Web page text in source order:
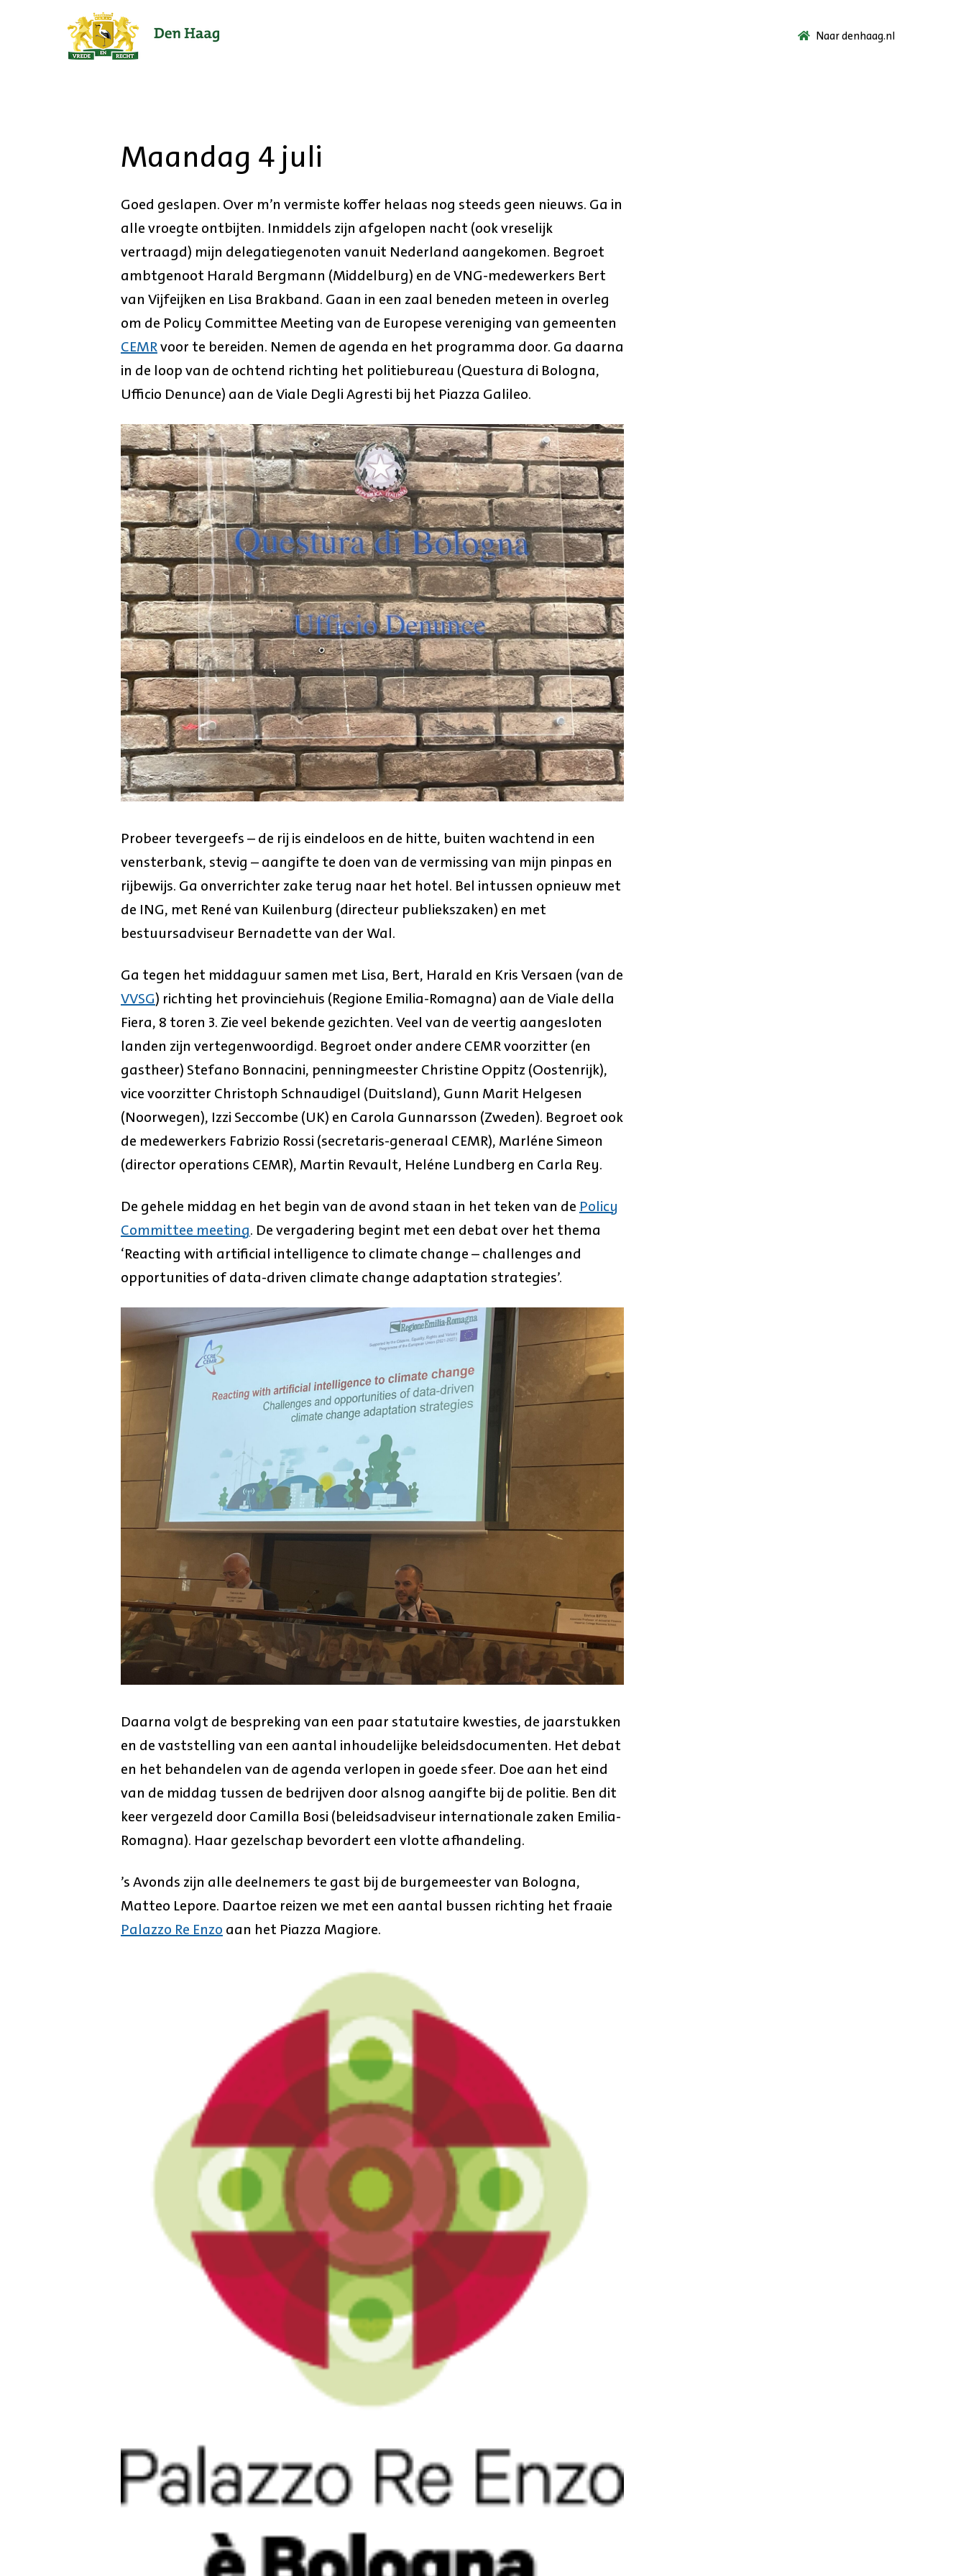
Ga
naar
Naar denhaag.nl
Maandag 4 juli
Goed geslapen. Over m’n vermiste koffer helaas nog steeds geen nieuws. Ga in
alle vroegte ontbijten. Inmiddels zijn afgelopen nacht (ook vreselijk
vertraagd) mijn delegatiegenoten vanuit Nederland aangekomen. Begroet
ambtgenoot Harald Bergmann (Middelburg) en de VNG-medewerkers Bert
van Vijfeijken en Lisa Brakband. Gaan in een zaal beneden meteen in overleg
om de Policy Committee Meeting van de Europese vereniging van gemeenten
CEMRvoor te bereiden. Nemen de agenda en het programma door. Ga daarna
in de loop van de ochtend richting het politiebureau (Questura di Bologna,
Ufficio Denunce) aan de Viale Degli Agresti bij het Piazza Galileo.
Probeer tevergeefs – de rij is eindeloos en de hitte, buiten wachtend in een
vensterbank, stevig – aangifte te doen van de vermissing van mijn pinpas en
rijbewijs. Ga onverrichter zake terug naar het hotel. Bel intussen opnieuw met
de ING, met René van Kuilenburg (directeur publiekszaken) en met
bestuursadviseur Bernadette van der Wal.
Ga tegen het middaguur samen met Lisa, Bert, Harald en Kris Versaen (van de
VVSG) richting het provinciehuis (Regione Emilia-Romagna) aan de Viale della
Fiera, 8 toren 3. Zie veel bekende gezichten. Veel van de veertig aangesloten
landen zijn vertegenwoordigd. Begroet onder andere CEMR voorzitter (en
gastheer) Stefano Bonnacini, penningmeester Christine Oppitz (Oostenrijk),
vice voorzitter Christoph Schnaudigel (Duitsland), Gunn Marit Helgesen
(Noorwegen), Izzi Seccombe (UK) en Carola Gunnarsson (Zweden). Begroet ook
de medewerkers Fabrizio Rossi (secretaris-generaal CEMR), Marléne Simeon
(director operations CEMR), Martin Revault, Heléne Lundberg en Carla Rey.
De gehele middag en het begin van de avond staan in het teken van de Policy
Committee meeting. De vergadering begint met een debat over het thema
‘Reacting with artificial intelligence to climate change – challenges and
opportunities of data-driven climate change adaptation strategies’.
Daarna volgt de bespreking van een paar statutaire kwesties, de jaarstukken
en de vaststelling van een aantal inhoudelijke beleidsdocumenten. Het debat
en het behandelen van de agenda verlopen in goede sfeer. Doe aan het eind
van de middag tussen de bedrijven door alsnog aangifte bij de politie. Ben dit
keer vergezeld door Camilla Bosi (beleidsadviseur internationale zaken Emilia-
Romagna). Haar gezelschap bevordert een vlotte afhandeling.
’s Avonds zijn alle deelnemers te gast bij de burgemeester van Bologna,
Matteo Lepore. Daartoe reizen we met een aantal bussen richting het fraaie
Palazzo Re Enzo aan het Piazza Magiore.